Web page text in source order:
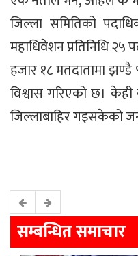
जिल्ला समितिको
महाधिवेशन प्रतिनिधि
हजार १८ मतदातामा
विश्वास गरिएको छ। केही
जिल्लाबाहिर गइसकेको
सम्बन्धित समाचार